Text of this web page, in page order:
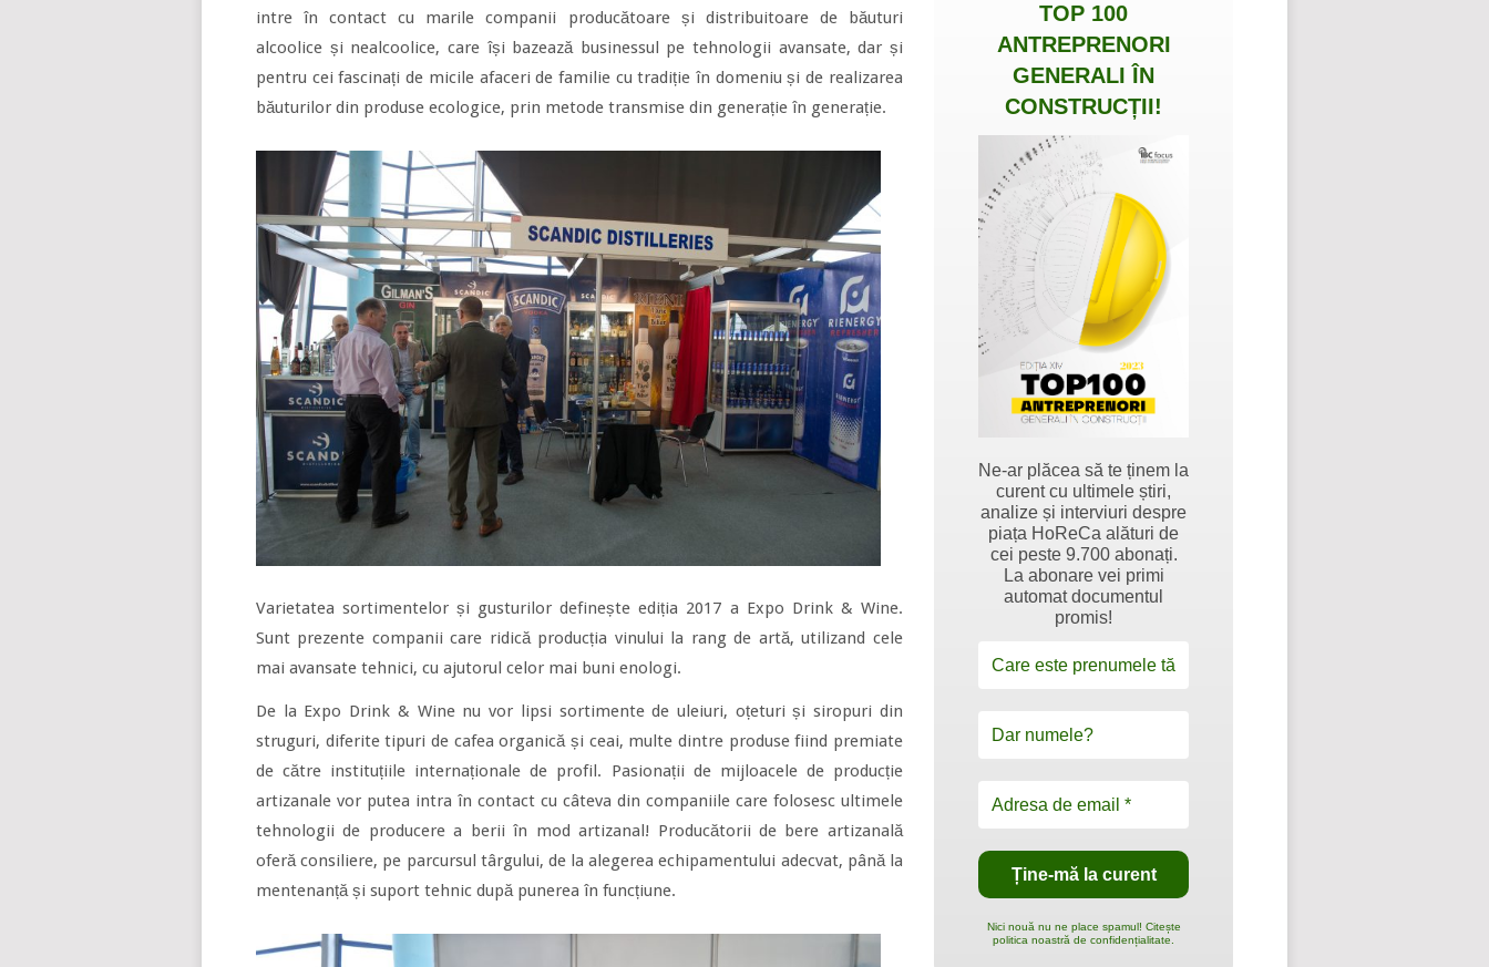
intre în contact cu marile companii producătoare și distribuitoare de băuturi
alcoolice și nealcoolice, care își bazează businessul pe tehnologii avansate, dar și
pentru cei fascinați de micile afaceri de familie cu tradiție în domeniu și de realizarea
băuturilor din produse ecologice, prin metode transmise din generație în generație.
Varietatea sortimentelor și gusturilor definește ediția 2017 a Expo Drink & Wine.
Sunt prezente companii care ridică producția vinului la rang de artă, utilizand cele
mai avansate tehnici, cu ajutorul celor mai buni enologi.
De la Expo Drink & Wine nu vor lipsi sortimente de uleiuri, oțeturi și siropuri din
struguri, diferite tipuri de cafea organică și ceai, multe dintre produse fiind premiate
de către instituțiile internaționale de profil. Pasionații de mijloacele de producție
artizanale vor putea intra în contact cu câteva din companiile care folosesc ultimele
tehnologii de producere a berii în mod artizanal! Producătorii de bere artizanală
oferă consiliere, pe parcursul târgului, de la alegerea echipamentului adecvat, până la
mentenanță și suport tehnic după punerea în funcțiune.
TOP 100
ANTREPRENORI
GENERALI ÎN
CONSTRUCȚII!
Ne-ar plăcea să te ținem la
curent cu ultimele știri,
analize și interviuri despre
piața HoReCa alături de
cei peste 9.700 abonați.
La abonare vei primi
automat documentul
promis!
Nici nouă nu ne place spamul! Citește
politica noastră de confidențialitate.